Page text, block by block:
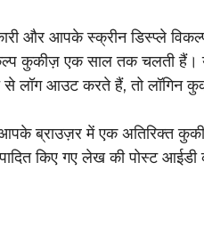
और आपके स्क्रीन डिस्प्ले
कुकीज़ एक साल तक चलती
लॉग आउट करते हैं, तो लॉगिन
ब्राउज़र में एक अतिरिक्त
किए गए लेख की पोस्ट आईडी